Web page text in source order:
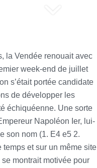
la Vendée renouait avec
week-end de juillet
s’était portée candidate
de développer les
échiquéenne. Une sorte
Napoléon Ier, lui-
son nom (1. E4 e5 2.
et sur un même site
montrait motivée pour